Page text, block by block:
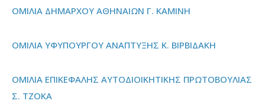
ΟΜΙΛΙΑ ΔΗΜΑΡΧΟΥ ΑΘΗΝΑΙΩΝ Γ. ΚΑΜΙΝΗ
ΟΜΙΛΙΑ ΥΦΥΠΟΥΡΓΟΥ ΑΝΑΠΤΥΞΗΣ Κ. ΒΙΡΒΙΔΑΚΗ
ΟΜΙΛΙΑ ΕΠΙΚΕΦΑΛΗΣ ΑΥΤΟΔΙΟΙΚΗΤΙΚΗΣ ΠΡΩΤΟΒΟΥΛΙΑΣ
Σ. ΤΖΟΚΑ